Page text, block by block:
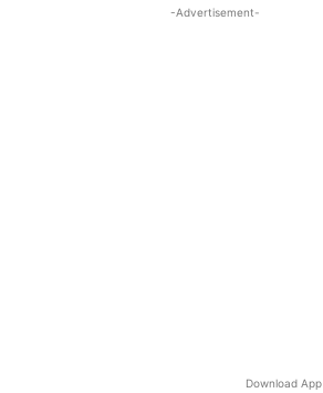
-Advertisement-
Download App